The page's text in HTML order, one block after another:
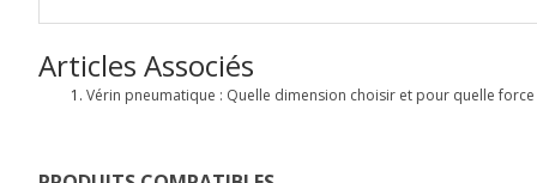
Articles Associés
Vérin pneumatique : Quelle dimension choisir et pour quelle force